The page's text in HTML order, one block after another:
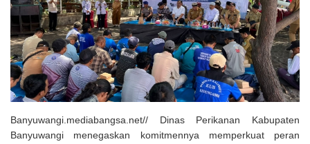
Uji Coba Program NADI JKN
Banyuwangi.mediabangsa.net// Dinas Perikanan Kabupaten
Banyuwangi menegaskan komitmennya memperkuat peran